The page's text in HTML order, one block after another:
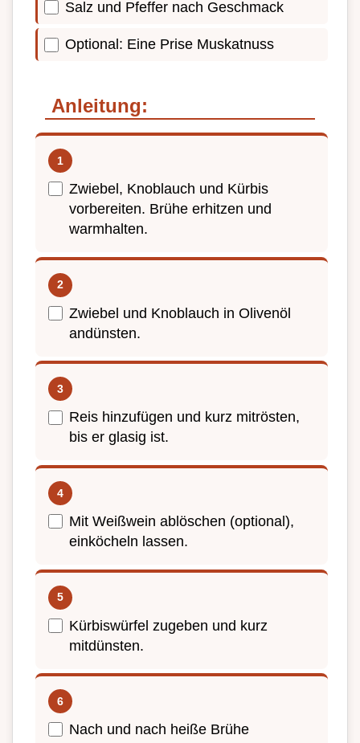
Salz und Pfeffer nach Geschmack
Optional: Eine Prise Muskatnuss
Anleitung:
Zwiebel, Knoblauch und Kürbis
vorbereiten. Brühe erhitzen und
warmhalten.
Zwiebel und Knoblauch in Olivenöl
andünsten.
Reis hinzufügen und kurz mitrösten,
bis er glasig ist.
Mit Weißwein ablöschen (optional),
einköcheln lassen.
Kürbiswürfel zugeben und kurz
mitdünsten.
Nach und nach heiße Brühe